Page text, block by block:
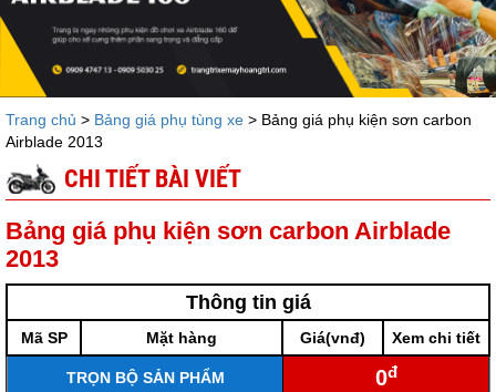
Trang chủ > Bảng giá phụ tùng xe > Bảng giá phụ kiện sơn carbon
Airblade 2013
CHI TIẾT BÀI VIẾT
Bảng giá phụ kiện sơn carbon Airblade
2013
Thông tin giá
Mã SP Mặt hàng Giá(vnđ) Xem chi tiết
TRỌN BỘ SẢN PHẨM 0đ